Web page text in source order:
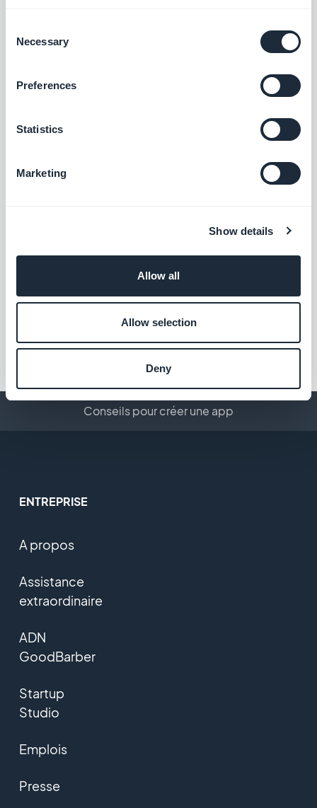
Selection
Necessary
Preferences
Statistics
Marketing
Show details
Allow all
Allow selection
Deny
Intégrez des fichiers audios à votre app en
externe à votre application grâce à
l’intégration Flux RSS de GoodBarber.
Conseils pour créer une app
ENTREPRISE
A propos
Assistance
extraordinaire
ADN
GoodBarber
Startup
Studio
Emplois
Presse